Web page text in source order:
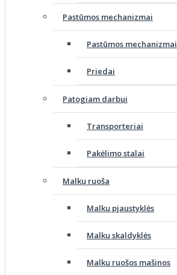
Pastūmos mechanizmai
Pastūmos mechanizmai
Priedai
Patogiam darbui
Transporteriai
Pakėlimo stalai
Malkų ruoša
Malkų pjaustyklės
Malkų skaldyklės
Malkų ruošos mašinos